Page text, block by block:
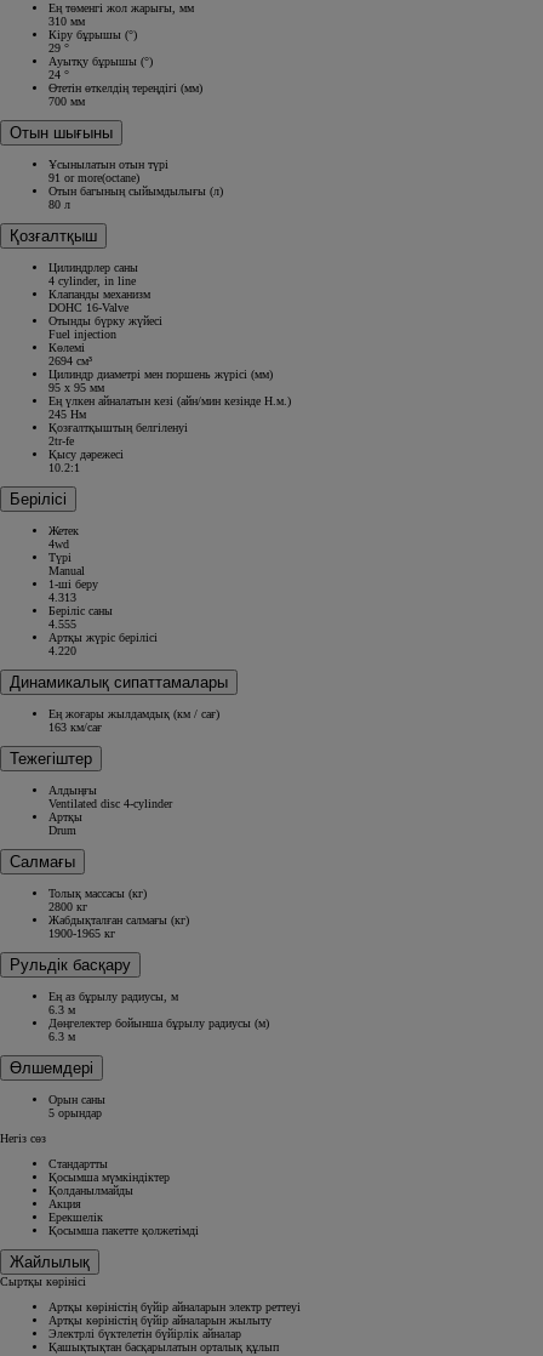
Ең төменгі жол жарығы, мм
310 мм
Кіру бұрышы (°)
29 °
Ауытқу бұрышы (°)
24 °
Өтетін өткелдің тереңдігі (мм)
700 мм
Отын шығыны
Ұсынылатын отын түрі
91 or more(octane)
Отын багының сыйымдылығы (л)
80 л
Қозғалтқыш
Цилиндрлер саны
4 cylinder, in line
Клапанды механизм
DOHC 16-Valve
Отынды бүрку жүйесі
Fuel injection
Көлемі
2694 см³
Цилиндр диаметрі мен поршень жүрісі (мм)
95 x 95 мм
Ең үлкен айналатын кезі (айн/мин кезінде Н.м.)
245 Нм
Қозғалтқыштың белгіленуі
2tr-fe
Қысу дәрежесі
10.2:1
Берілісі
Жетек
4wd
Түрі
Manual
1-ші беру
4.313
Беріліс саны
4.555
Артқы жүріс берілісі
4.220
Динамикалық сипаттамалары
Ең жоғары жылдамдық (км / сағ)
163 км/сағ
Тежегіштер
Алдыңғы
Ventilated disc 4-cylinder
Артқы
Drum
Салмағы
Толық массасы (кг)
2800 кг
Жабдықталған салмағы (кг)
1900-1965 кг
Рульдік басқару
Ең аз бұрылу радиусы, м
6.3 м
Дөңгелектер бойынша бұрылу радиусы (м)
6.3 м
Өлшемдері
Орын саны
5 орындар
Негіз сөз
Стандартты
Қосымша мүмкіндіктер
Қолданылмайды
Акция
Ерекшелік
Қосымша пакетте қолжетімді
Жайлылық
Сыртқы көрінісі
Артқы көріністің бүйір айналарын электр реттеуі
Артқы көріністің бүйір айналарын жылыту
Электрлі бүктелетін бүйірлік айналар
Қашықтықтан басқарылатын орталық құлып